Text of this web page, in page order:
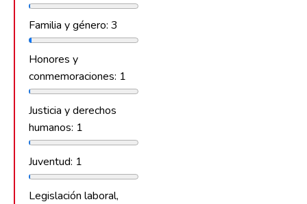
Familia y género: 3
Honores y
conmemoraciones: 1
Justicia y derechos
humanos: 1
Juventud: 1
Legislación laboral,